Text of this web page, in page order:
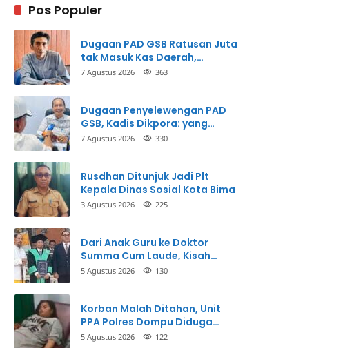
Pos Populer
Dugaan PAD GSB Ratusan Juta
tak Masuk Kas Daerah,
Inspektorat Panggil Pihak
7 Agustus 2026 363
Dugaan Penyelewengan PAD
GSB, Kadis Dikpora: yang
Bersangkutan Akui
7 Agustus 2026 330
Rusdhan Ditunjuk Jadi Plt
Kepala Dinas Sosial Kota Bima
3 Agustus 2026 225
Dari Anak Guru ke Doktor
Summa Cum Laude, Kisah
Taman Firdaus Menginspirasi
5 Agustus 2026 130
Korban Malah Ditahan, Unit
PPA Polres Dompu Diduga
Balikkan Fakta Kasus
5 Agustus 2026 122